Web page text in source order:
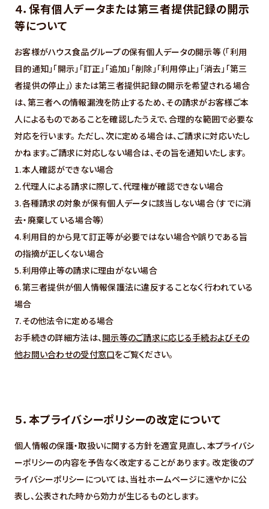
４．保有個人データまたは第三者提供記録の開示
等について
お客様がハウス食品グループの保有個人データの開示等（「利用
目的通知」「開示」「訂正」「追加」「削除」「利用停止」「消去」「第三
者提供の停止」）または第三者提供記録の開示を希望される場合
は、第三者への情報漏洩を防止するため、その請求がお客様ご本
人によるものであることを確認したうえで、合理的な範囲で必要な
対応を行います。 ただし、次に定める場合は、ご請求に対応いたし
かねます。ご請求に対応しない場合は、その旨を通知いたします。
1.本人確認ができない場合
2.代理人による請求に際して、代理権が確認できない場合
3.各種請求の対象が保有個人データに該当しない場合（すでに消
去・廃棄している場合等）
4.利用目的から見て訂正等が必要ではない場合や誤りである旨
の指摘が正しくない場合
5.利用停止等の請求に理由がない場合
6.第三者提供が個人情報保護法に違反することなく行われている
場合
7.その他法令に定める場合
お手続きの詳細方法は、開示等のご請求に応じる手続およびその
他お問い合わせの受付窓口をご覧ください。
５．本プライバシーポリシーの改定について
個人情報の保護・取扱いに関する方針を適宜見直し、本プライバシ
ーポリシーの内容を予告なく改定することがあります。 改定後のプ
ライバシーポリシーについては、当社ホームページに速やかに公
表し、公表された時から効力が生じるものとします。